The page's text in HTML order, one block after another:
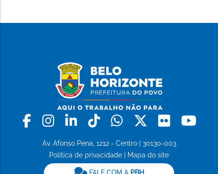
Facebook
Instagram
LinkedinTiktokWhatsapp
X Flickr
Av. Afonso Pena, 1212 - Centro | 30130-003
Política de privacidade
Mapa do site
FALE COM A PBH